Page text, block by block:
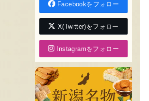
Facebookをフォロー
X(Twitter)をフォロー
Instagramをフォロー